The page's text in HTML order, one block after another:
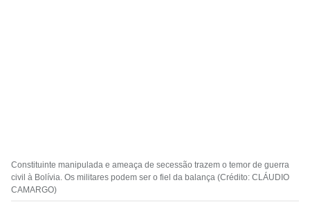
Constituinte manipulada e ameaça de secessão trazem o temor de guerra
civil à Bolívia. Os militares podem ser o fiel da balança (Crédito: CLÁUDIO
CAMARGO)